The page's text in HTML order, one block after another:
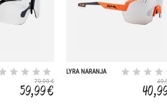
79,99 €
59,99 €
LYRA NARANJA